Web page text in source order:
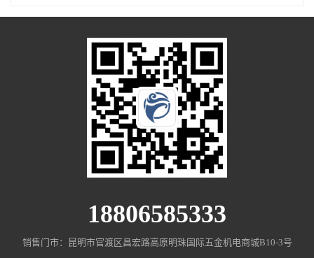
18806585333
销售门市：昆明市官渡区昌宏路高原明珠国际五金机电商城B10-3号